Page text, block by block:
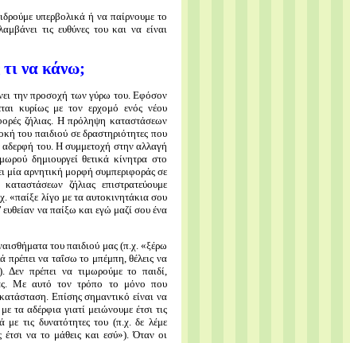
υπερβολικά ή να παίρνουμε το
τις ευθύνες του και να είναι
να κάνω;
την προσοχή των γύρω του. Εφόσον
κυρίως με τον ερχομό ενός νέου
ζήλιας. Η πρόληψη καταστάσεων
του παιδιού σε δραστηριότητες που
αδερφή του. Η συμμετοχή στην αλλαγή
δημιουργεί θετικά κίνητρα στο
μία αρνητική μορφή συμπεριφοράς σε
ζήλιας επιστρατεύουμε
«παίξε λίγο με τα αυτοκινητάκια σου
να παίξω και εγώ μαζί σου ένα
του παιδιού μας (π.χ. «ξέρω
πρέπει να ταΐσω το μπέμπη, θέλεις να
Δεν πρέπει να τιμωρούμε το παιδί,
Με αυτό τον τρόπο το μόνο που
Επίσης σημαντικό είναι να
τα αδέρφια γιατί μειώνουμε έτσι τις
με τις δυνατότητες του (π.χ. δε λέμε
να το μάθεις και εσύ»). Όταν οι